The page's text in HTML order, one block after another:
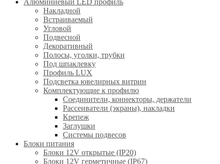
Алюминиевый LED профиль
Накладной
Встраиваемый
Угловой
Подвесной
Декоративный
Полосы, уголки, трубки
Под шпаклевку
Профиль LUX
Подсветка ювелирных витрин
Комплектующие к профилю
Соединители, коннекторы, держатели
Рассеиватели (экраны), накладки
Крепеж
Заглушки
Системы подвесов
Блоки питания
Блоки 12V открытые (IP20)
Блоки 12V герметичные (IP67)